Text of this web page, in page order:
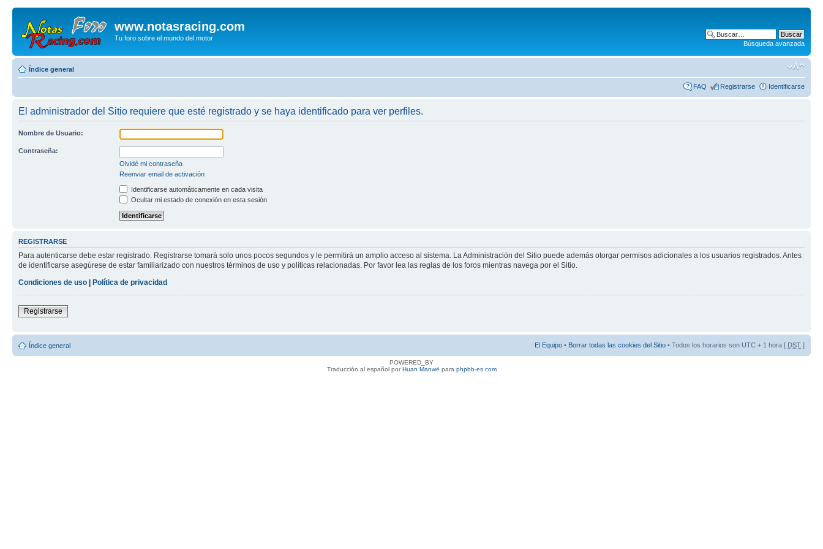
www.notasracing.com
Tu foro sobre el mundo del motor
Búsqueda avanzada
Índice general
FAQ Registrarse Identificarse
El administrador del Sitio requiere que esté registrado y se haya identificado para ver perfiles.
Nombre de Usuario:
Contraseña:
Olvidé mi contraseña
Reenviar email de activación
Identificarse automáticamente en cada visita
Ocultar mi estado de conexión en esta sesión
REGISTRARSE
Para autenticarse debe estar registrado. Registrarse tomará solo unos pocos segundos y le permitirá un amplio acceso al sistema. La Administración del Sitio puede además otorgar permisos adicionales a los usuarios registrados. Antes
de identificarse asegúrese de estar familiarizado con nuestros términos de uso y políticas relacionadas. Por favor lea las reglas de los foros mientras navega por el Sitio.
Condiciones de uso
Política de privacidad
Registrarse
Índice general El Equipo • Borrar todas las cookies del Sitio • Todos los horarios son UTC + 1 hora [ DST ]
POWERED_BY
Traducción al español porHuan Manwë para phpbb-es.com